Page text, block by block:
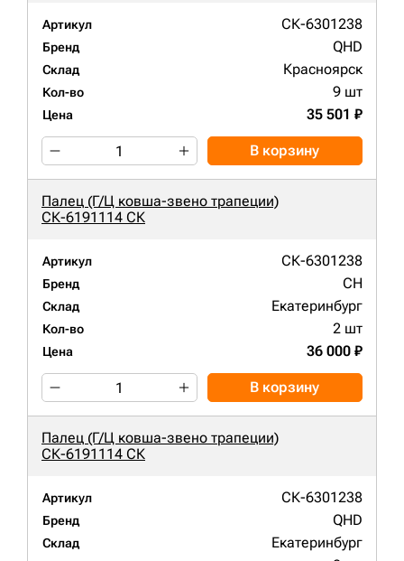
Артикул СК-6301238
Бренд QHD
Склад Красноярск
Кол-во 9 шт
Цена 35 501 ₽
В корзину
Палец (Г/Ц ковша-звено трапеции)
СК-6191114 СК
Артикул СК-6301238
Бренд CH
Склад Екатеринбург
Кол-во 2 шт
Цена 36 000 ₽
В корзину
Палец (Г/Ц ковша-звено трапеции)
СК-6191114 СК
Артикул СК-6301238
Бренд QHD
Склад Екатеринбург